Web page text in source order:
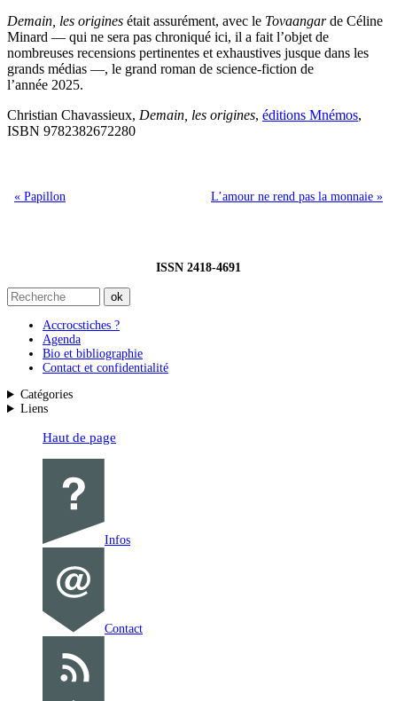
Demain, les origines était assurément, avec le Tovaangarde Céline
Minard — qui ne sera pas chroniqué ici, il a fait l’objet de
nombreuses recensions pertinentes et exhaustives jusque dans les
grands médias —, le grand roman de science-fiction de
l’année 2025.
Christian Chavassieux, Demain, les origines, éditions Mnémos,
ISBN 9782382672280
« Papillon L’amour ne rend pas la monnaie »
ISSN 2418-4691
Accrocstiches ?
Agenda
Bio et bibliographie
Contact et confidentialité
Catégories
Liens
Haut de page
Infos
Contact